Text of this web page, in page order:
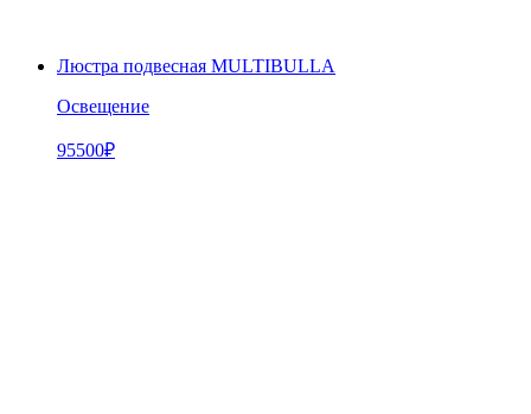
Люстра подвесная MULTIBULLA
Освещение
95500₽